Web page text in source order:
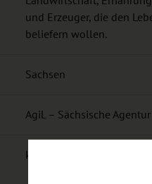
und Erzeuger, die den
beliefern wollen.
Sachsen
AgiL – Sächsische
kostenfrei, Angaben des